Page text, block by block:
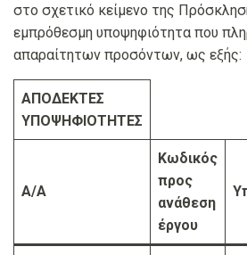
στο σχετικό κείμενο της
εμπρόθεσμη υποψηφιότητα που
απαραίτητων προσόντων, ως εξής:
ΑΠΟΔΕΚΤΕΣ
ΥΠΟΨΗΦΙΟΤΗΤΕΣ
Α/Α
Κωδικός
προς
ανάθεση
έργου